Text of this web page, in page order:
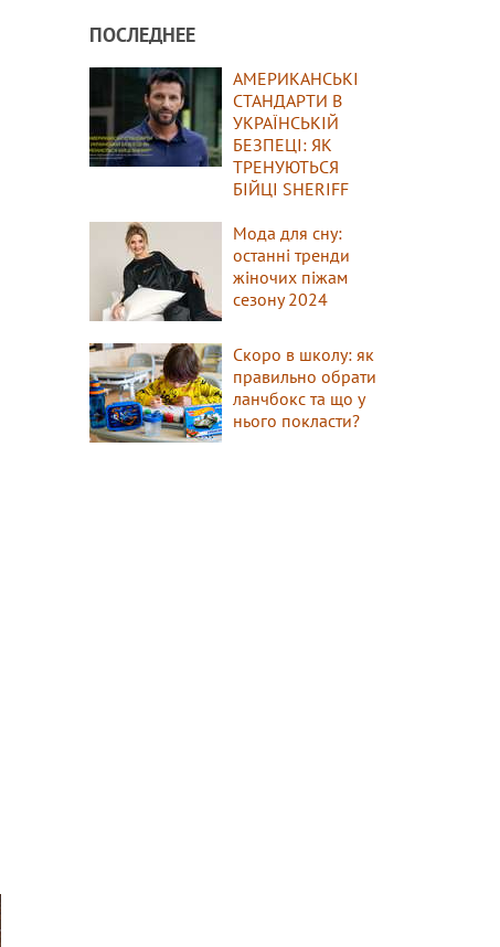
ПОСЛЕДНЕЕ
АМЕРИКАНСЬКІ
СТАНДАРТИ В
УКРАЇНСЬКІЙ
БЕЗПЕЦІ: ЯК
ТРЕНУЮТЬСЯ
БІЙЦІ SHERIFF
Мода для сну:
останні тренди
жіночих піжам
сезону 2024
Скоро в школу: як
правильно обрати
ланчбокс та що у
нього покласти?